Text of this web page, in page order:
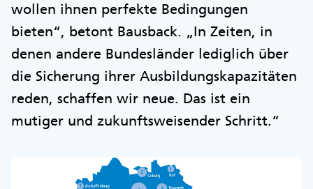
wollen ihnen perfekte Bedingungen
bieten“, betont Bausback. „In Zeiten, in
denen andere Bundesländer lediglich über
die Sicherung ihrer Ausbildungskapazitäten
reden, schaffen wir neue. Das ist ein
mutiger und zukunftsweisender Schritt.“